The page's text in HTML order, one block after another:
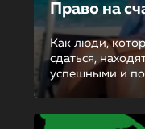
Право на
Как люди,
сдаться,
успешными и